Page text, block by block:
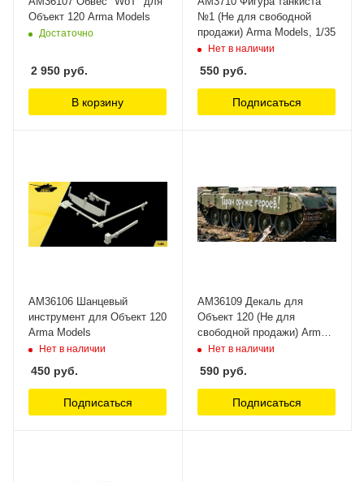
Объект 120 Arma Models
Достаточно
2 950 руб.
В корзину
№1 (Не для свободной
продажи) Arma Models, 1/35
Нет в наличии
550 руб.
Подписаться
AM36106 Шанцевый
инструмент для Объект 120
Arma Models
Нет в наличии
450 руб.
Подписаться
AM36109 Декаль для
Объект 120 (Не для
свободной продажи) Arma
Models
Нет в наличии
590 руб.
Подписаться